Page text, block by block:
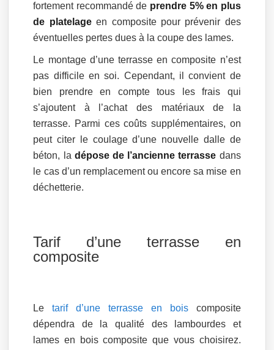
fortement recommandé de prendre 5% en plus
de platelageen composite pour prévenir des
éventuelles pertes dues à la coupe des lames.
Le montage d’une terrasse en composite n’est
pas difficile en soi. Cependant, il convient de
bien prendre en compte tous les frais qui
s’ajoutent à l’achat des matériaux de la
terrasse. Parmi ces coûts supplémentaires, on
peut citer le coulage d’une nouvelle dalle de
béton, la dépose de l’ancienne terrasse dans
le cas d’un remplacement ou encore sa mise en
déchetterie.
Tarif d’une terrasse en
composite
Letarif d’une terrasse en boiscomposite
dépendra de la qualité des lambourdes et
lames en bois composite que vous choisirez.